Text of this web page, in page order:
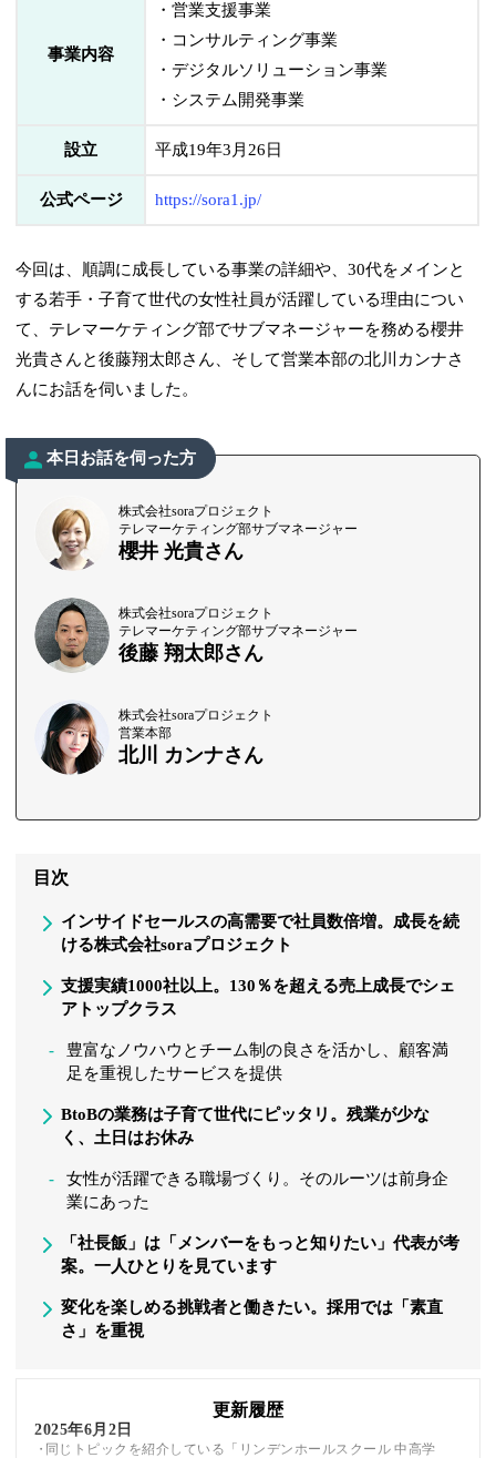
事業内容
・営業支援事業
・コンサルティング事業
・デジタルソリューション事業
・システム開発事業
設立 平成19年3月26日
公式ページ https://sora1.jp/
今回は、順調に成長している事業の詳細や、30代をメインと
する若手・子育て世代の女性社員が活躍している理由につい
て、テレマーケティング部でサブマネージャーを務める櫻井
光貴さんと後藤翔太郎さん、そして営業本部の北川カンナさ
んにお話を伺いました。
本日お話を伺った方
株式会社soraプロジェクト
テレマーケティング部サブマネージャー
櫻井 光貴さん
株式会社soraプロジェクト
テレマーケティング部サブマネージャー
後藤 翔太郎さん
株式会社soraプロジェクト
営業本部
北川 カンナさん
目次
インサイドセールスの高需要で社員数倍増。成長を続
ける株式会社soraプロジェクト
支援実績1000社以上。130％を超える売上成長でシェ
アトップクラス
豊富なノウハウとチーム制の良さを活かし、顧客満
足を重視したサービスを提供
BtoBの業務は子育て世代にピッタリ。残業が少な
く、土日はお休み
女性が活躍できる職場づくり。そのルーツは前身企
業にあった
「社長飯」は「メンバーをもっと知りたい」代表が考
案。一人ひとりを見ています
変化を楽しめる挑戦者と働きたい。採用では「素直
さ」を重視
更新履歴
2025年6月2日
同じトピックを紹介している「リンデンホールスクール 中高学